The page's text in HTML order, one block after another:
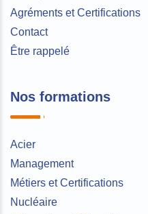
Agréments et Certifications
Contact
Être rappelé
Nos formations
Acier
Management
Métiers et Certifications
Nucléaire